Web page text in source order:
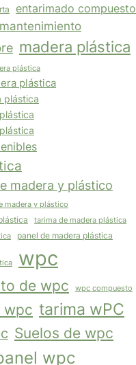
entarimado compuesto
madera plástica
plástica
plástica
plástica
madera y plástico
madera y plástico
tarima de madera plástica
panel de madera plástica
wpc
de wpc wpc compuesto
wpc tarima wPC
Suelos de wpc
wpc